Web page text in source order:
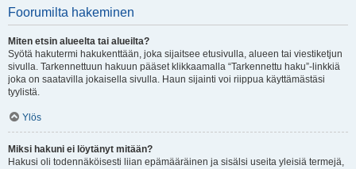
Foorumilta hakeminen
Miten etsin alueelta tai alueilta?
Syötä hakutermi hakukenttään, joka sijaitsee etusivulla, alueen tai viestiketjun
sivulla. Tarkennettuun hakuun pääset klikkaamalla “Tarkennettu haku”-linkkiä
joka on saatavilla jokaisella sivulla. Haun sijainti voi riippua käyttämästäsi
tyylistä.
Ylös
Miksi hakuni ei löytänyt mitään?
Hakusi oli todennäköisesti liian epämääräinen ja sisälsi useita yleisiä termejä,